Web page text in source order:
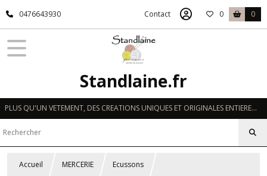
0476643930 Contact 0 0
Standlaine.fr
PLUS QU'UN VETEMENT, DES CREATIONS UNIQUES ET ORIGINALES ENTIEREMENT REALISEES A LA MAIN EN FRANCE
Accueil MERCERIE Ecussons